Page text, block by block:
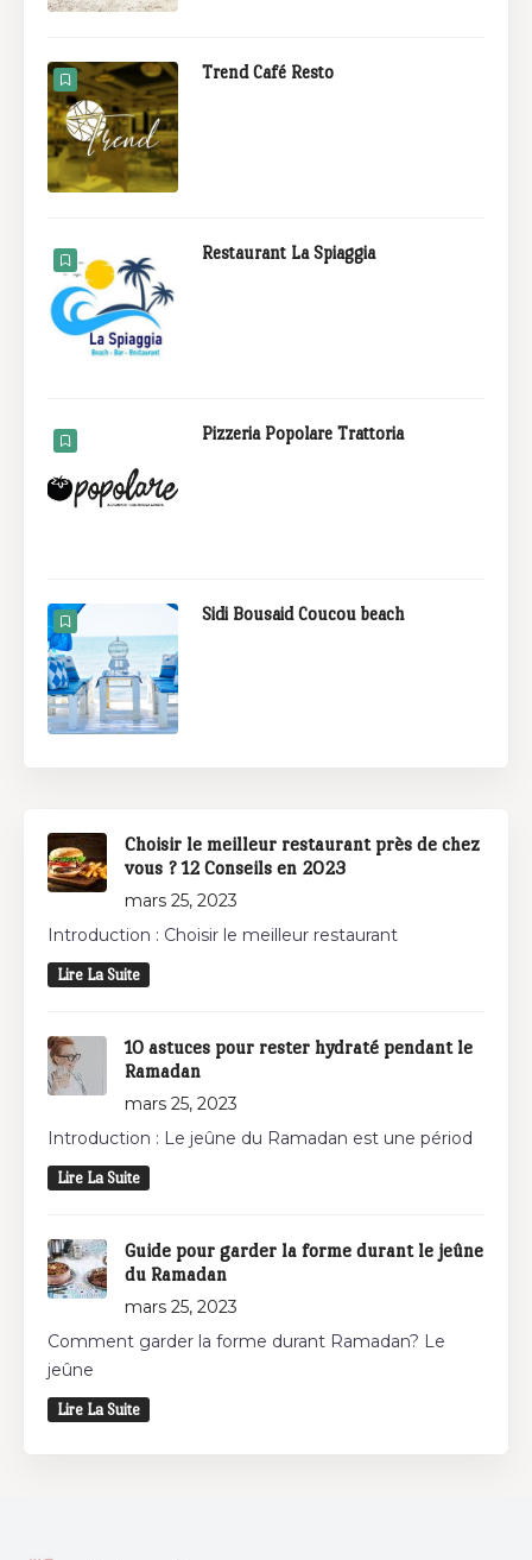
Trend Café Resto
Restaurant La Spiaggia
Pizzeria Popolare Trattoria
Sidi Bousaid Coucou beach
Choisir le meilleur restaurant près de chez
vous ? 12 Conseils en 2023
mars 25, 2023
Introduction : Choisir le meilleur restaurant
Lire La Suite
10 astuces pour rester hydraté pendant le
Ramadan
mars 25, 2023
Introduction : Le jeûne du Ramadan est une périod
Lire La Suite
Guide pour garder la forme durant le jeûne
du Ramadan
mars 25, 2023
Comment garder la forme durant Ramadan? Le
jeûne
Lire La Suite